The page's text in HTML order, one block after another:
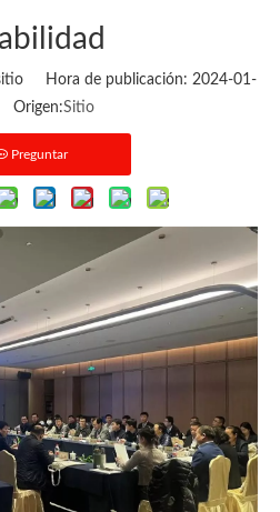
Hora de publicación: 2024-01-
Sitio
Preguntar